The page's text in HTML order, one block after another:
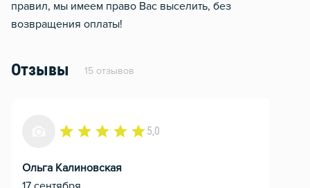
правил, мы имеем право Вас выселить, без
возвращения оплаты!
Отзывы 15 отзывов
5,0
Ольга Калиновская